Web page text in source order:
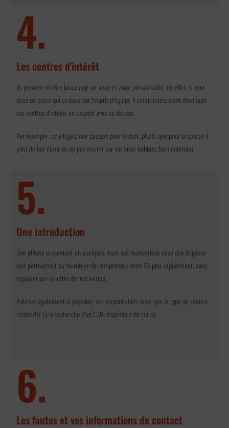
4.
Les centres d'intérêt
Ils peuvent en dire beaucoup sur vous et votre personnalité. En effet, si vous
visez un poste qui se base sur l’esprit d’équipe il serait intéressant d’indiquer
vos centres d’intérêt en rapport avec ce dernier.
Par exemple : privilégiez une passion pour le foot, plutôt que pour la course à
pied (le but étant de ne pas mentir sur vos vrais hobbies bien entendu)
5.
Une introduction
Une phrase présentant en quelques mots vos motivations ainsi que le poste
visé permettrait au recruteur de comprendre votre CV plus rapidement, sans
repasser par la lettre de motivation.
Précisez également si possible, vos disponibilités ainsi que le type de contrat
recherché (à la recherche d’un CDD, disponible de suite).
6.
Les fautes et vos informations de contact